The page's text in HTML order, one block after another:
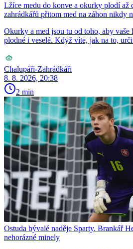
Lžíce medu do konve a okurky plodí až
zahrádkářů přitom med na záhon nikdy
Okurky a med jsou tu od toho, aby
plodné i veselé. Když víte, jak na to,
Chalupáři-Zahrádkáři
8. 8. 2026, 20:38
2 min
Ostuda bývalé naděje Sparty. Brankář
nehorázné minely